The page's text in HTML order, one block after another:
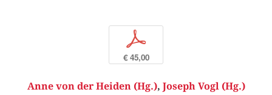
p
€ 45,00
Anne von der Heiden (Hg.), Joseph Vogl (Hg.)